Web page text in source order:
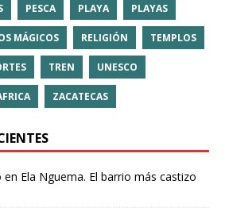
PESCA PLAYA PLAYAS
MÁGICOS RELIGIÓN TEMPLOS
TREN UNESCO
ZACATECAS
en Ela Nguema. El barrio más castizo